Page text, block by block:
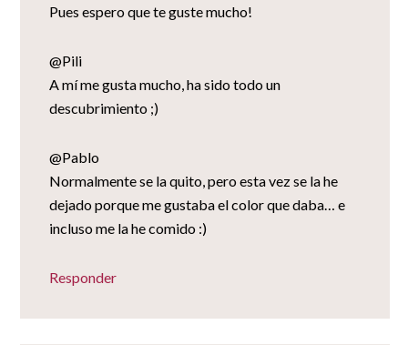
Pues espero que te guste mucho!
@Pili
A mí me gusta mucho, ha sido todo un
descubrimiento ;)
@Pablo
Normalmente se la quito, pero esta vez se la he
dejado porque me gustaba el color que daba… e
incluso me la he comido :)
Responder